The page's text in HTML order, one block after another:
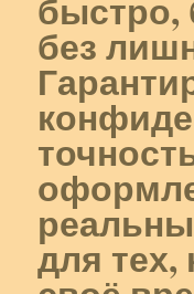
быстро,
без
для тех,